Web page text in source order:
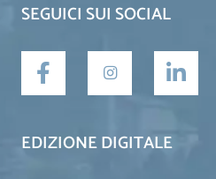
SEGUICI SUI SOCIAL
EDIZIONE DIGITALE